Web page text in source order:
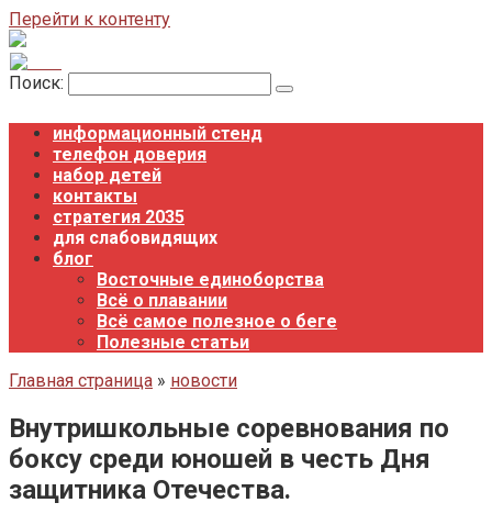
Перейти к контенту
Поиск:
информационный стенд
телефон доверия
набор детей
контакты
стратегия 2035
для слабовидящих
блог
Восточные единоборства
Всё о плавании
Всё самое полезное о беге
Полезные статьи
Главная страница » новости
Внутришкольные соревнования по
боксу среди юношей в честь Дня
защитника Отечества.